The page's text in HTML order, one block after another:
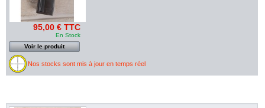
95,00 € TTC
En Stock
Voir le produit
Nos stocks sont mis à jour en temps réel